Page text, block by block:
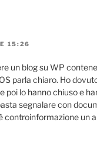
15:26
un blog su WP
parla chiaro. Ho
poi lo hanno chiuso e
segnalare con
controinformazione un